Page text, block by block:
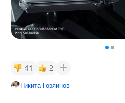
41 2
Никита Горяинов